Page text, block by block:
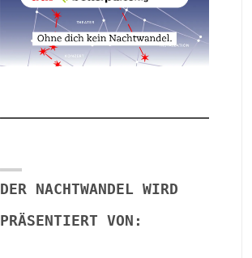
DER NACHTWANDEL WIRD
PRÄSENTIERT VON: